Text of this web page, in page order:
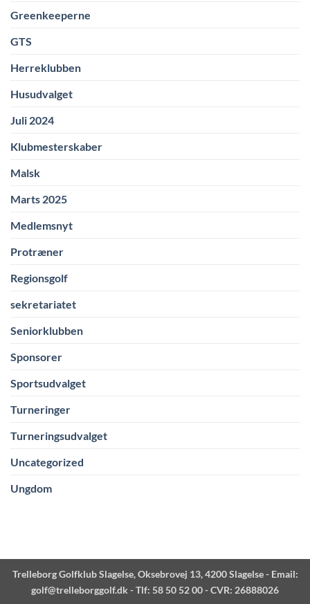
Greenkeeperne
GTS
Herreklubben
Husudvalget
Juli 2024
Klubmesterskaber
Malsk
Marts 2025
Medlemsnyt
Protræner
Regionsgolf
sekretariatet
Seniorklubben
Sponsorer
Sportsudvalget
Turneringer
Turneringsudvalget
Uncategorized
Ungdom
Trelleborg Golfklub Slagelse, Oksebrovej 13, 4200 Slagelse - Email:
golf@trelleborggolf.dk - Tlf: 58 50 52 00 - CVR: 26888026